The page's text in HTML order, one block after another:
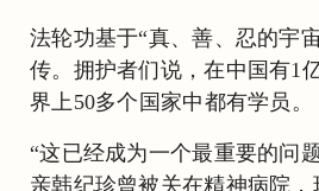
法轮功基于“真、善、忍的宇
传。拥护者们说，在中国有1
界上50多个国家中都有学员。
“这已经成为一个最重要的问
亲韩纪珍曾被关在精神病院，